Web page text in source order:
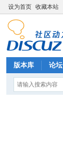
设为首页 收藏本站
版本库 论坛